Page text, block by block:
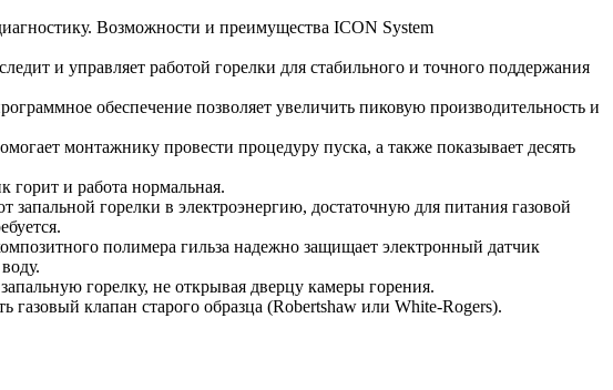
Возможности и преимущества ICON System
и управляет работой горелки для стабильного и точного поддержания
обеспечение позволяет увеличить пиковую производительность и
монтажнику провести процедуру пуска, а также показывает десять
и работа нормальная.
запальной горелки в электроэнергию, достаточную для питания газовой
полимера гильза надежно защищает электронный датчик
горелку, не открывая дверцу камеры горения.
клапан старого образца (Robertshaw или White-Rogers).